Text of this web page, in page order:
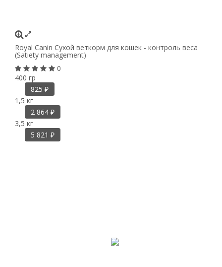
Royal Canin Сухой веткорм для кошек - контроль веса
(Satiety management)
0
400 гр
825 ₽
1,5 кг
2 864 ₽
3,5 кг
5 821 ₽